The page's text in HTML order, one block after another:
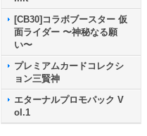
[CB30]コラボブースター 仮
面ライダー 〜神秘なる願
い〜
プレミアムカードコレクシ
ョン三賢神
エターナルプロモパック V
ol.1